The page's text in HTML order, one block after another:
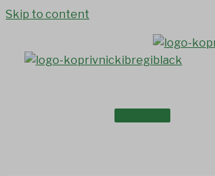
Skip to content
Proslava Dana